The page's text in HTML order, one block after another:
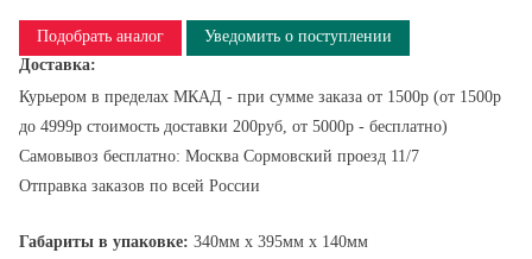
Подобрать аналог
Уведомить о поступлении
Доставка:
Курьером в пределах МКАД - при сумме заказа от 1500р (от 1500р
до 4999р стоимость доставки 200руб, от 5000р - бесплатно)
Самовывоз бесплатно: Москва Сормовский проезд 11/7
Отправка заказов по всей России
Габариты в упаковке: 340мм x 395мм x 140мм